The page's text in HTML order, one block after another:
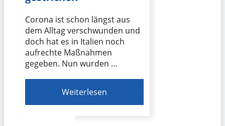
Corona ist schon längst aus
dem Alltag verschwunden und
doch hat es in Italien noch
aufrechte Maßnahmen
gegeben. Nun wurden …
Weiterlesen